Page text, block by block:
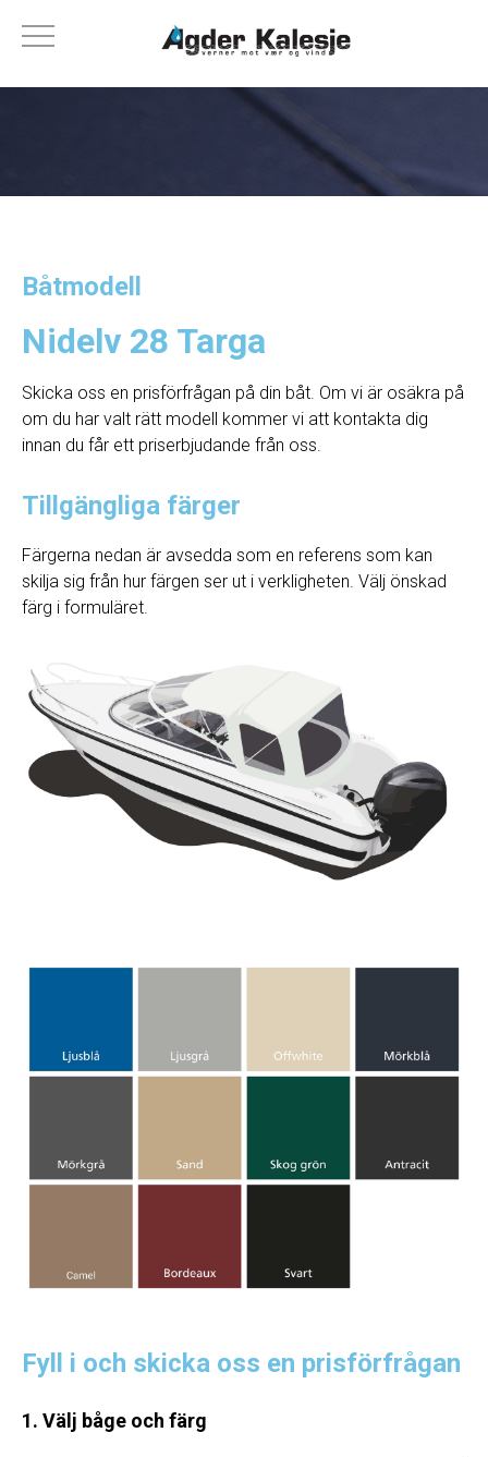
Båtmodell
Nidelv 28 Targa
Skicka oss en prisförfrågan på din båt. Om vi ​​är osäkra på
om du har valt rätt modell kommer vi att kontakta dig
innan du får ett priserbjudande från oss.
Tillgängliga färger
Färgerna nedan är avsedda som en referens som kan
skilja sig från hur färgen ser ut i verkligheten. Välj önskad
färg i formuläret.
Fyll i och skicka oss en prisförfrågan
1. Välj båge och färg